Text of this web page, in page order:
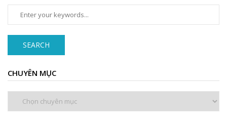
SEARCH
CHUYÊN MỤC